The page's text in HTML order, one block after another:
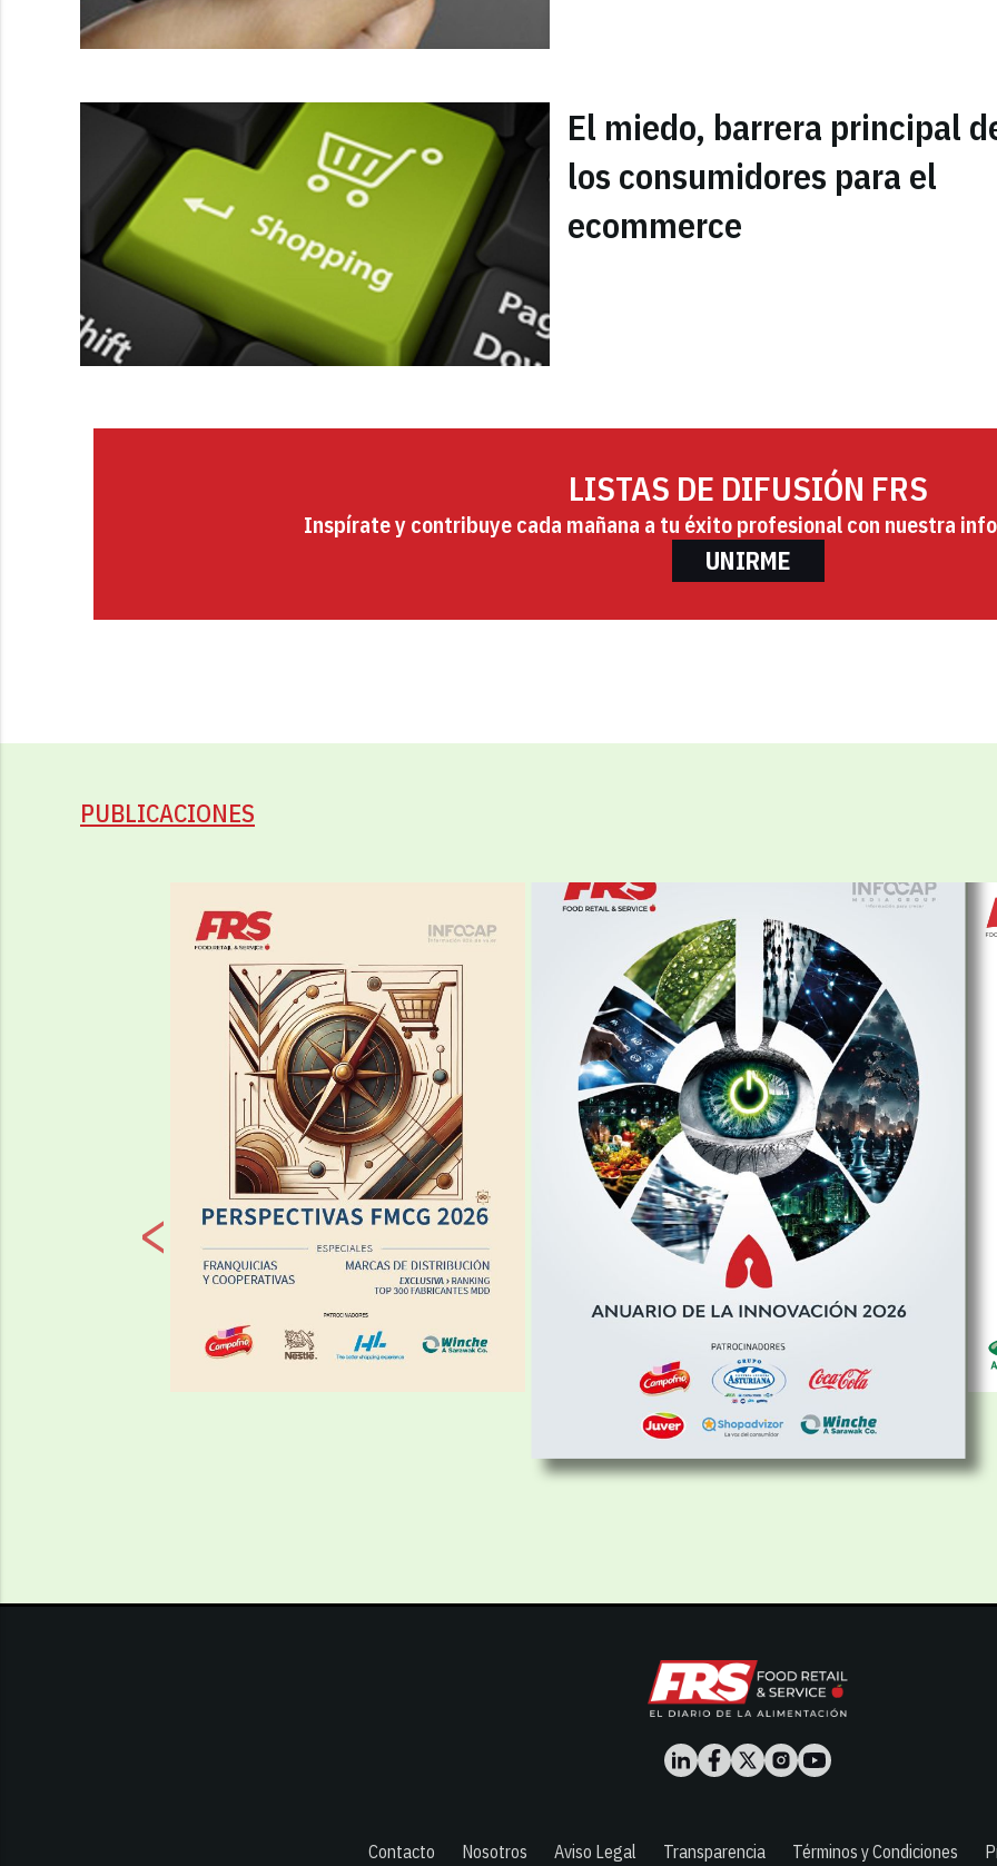
El miedo, barrera principal
los consumidores para el
ecommerce
LISTAS DE DIFUSIÓN FRS
Inspírate y contribuye cada mañana a tu éxito profesional con nuestra
UNIRME
PUBLICACIONES
Contacto Nosotros Aviso Legal Transparencia Términos y Condiciones